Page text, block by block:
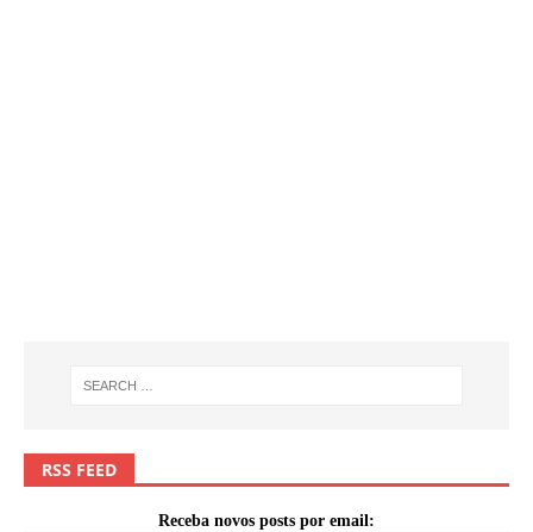
RSS FEED
Receba novos posts por email: